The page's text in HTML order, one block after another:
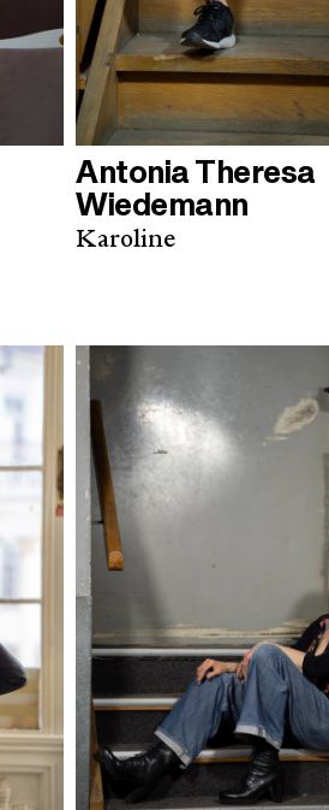
Antonia Theresa
Wiedemann
Karoline